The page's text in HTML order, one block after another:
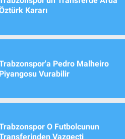
Kararı
Pedro Malheiro
Piyangosu Vurabilir
O Futbolcunun
Vazgeçti